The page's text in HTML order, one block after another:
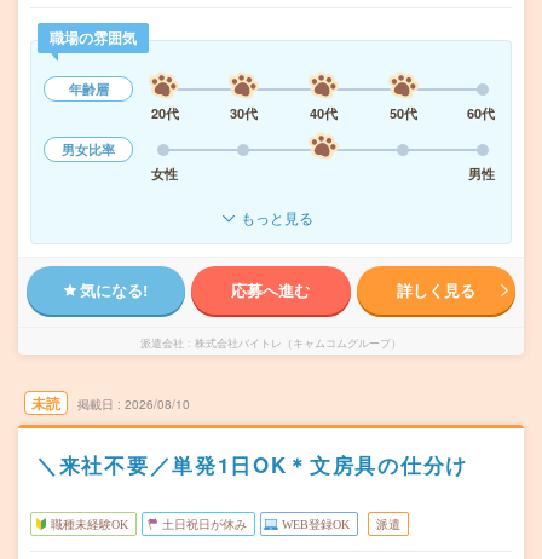
職場の雰囲気
年齢層
20代
30代 40代 50代
60代
男女比率
女性
男性
もっと見る
気になる! 応募へ進む 詳しく見る
派遣会社 株式会社バイトレ（キャムコムグループ）
未読 掲載日 2026/08/10
＼来社不要／単発1日OK＊文房具の仕分け
職種未経験OK 土日祝日が休み WEB登録OK 派遣